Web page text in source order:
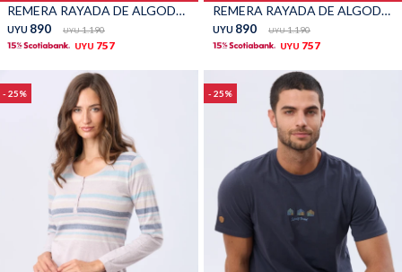
REMERA RAYADA DE ALGODÓN - Beige
UYU 890 UYU 1.190
UYU 757
REMERA RAYADA DE ALGODÓN - Blanco
UYU 890 UYU 1.190
UYU 757
25 25